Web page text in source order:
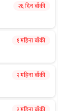
२६ दिन बाँकी
१ महिना बाँकी
२ महिना बाँकी